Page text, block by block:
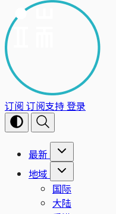
订阅 订阅支持登录
最新
地域
国际
大陆